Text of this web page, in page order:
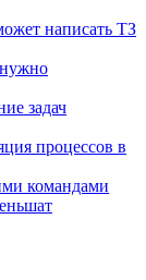
написать ТЗ
задач
процессов в
командами